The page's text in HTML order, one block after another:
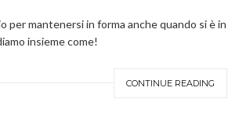
per mantenersi in forma anche quando si è in
insieme come!
CONTINUE READING